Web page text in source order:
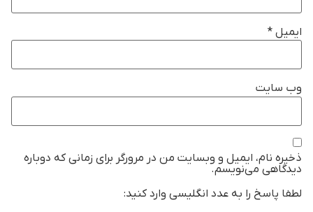
ایمیل *
وب‌ سایت
ذخیره نام، ایمیل و وبسایت من در مرورگر برای زمانی که دوباره
دیدگاهی می‌نویسم.
لطفا پاسخ را به عدد انگلیسی وارد کنید: